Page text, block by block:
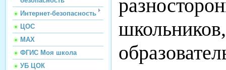
Интернет-безопасность
ЦОС
МАХ
ФГИС Моя школа
УБ ЦОК